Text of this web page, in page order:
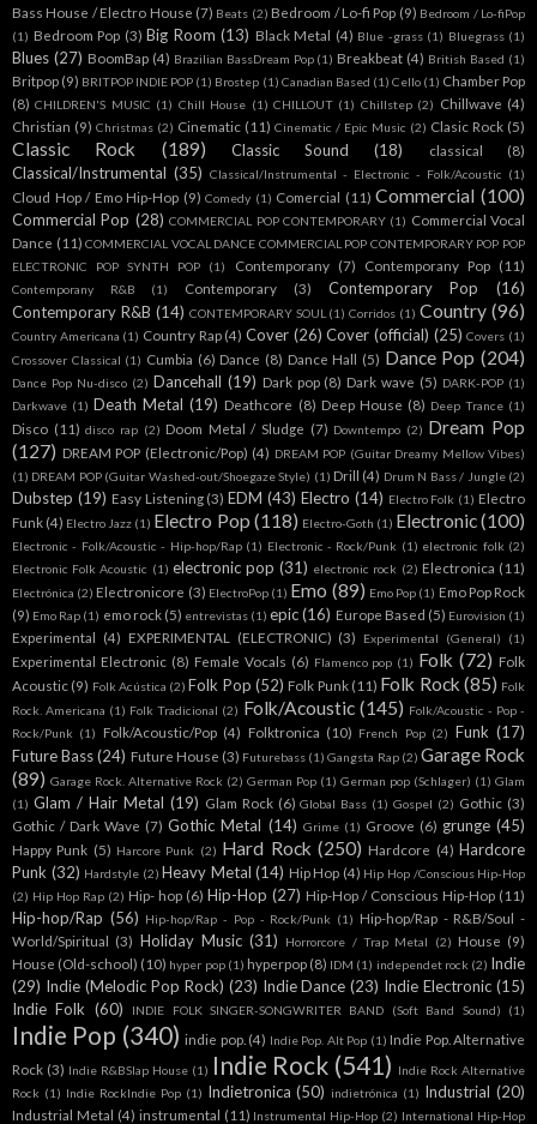
Bass House / Electro House (7) Beats (2) Bedroom / Lo-fi Pop (9) Bedroom / Lo-fiPop
(1) Bedroom Pop (3) Big Room (13) Black Metal (4) Blue -grass (1) Bluegrass (1)
Blues (27) BoomBap (4) Brazilian BassDream Pop (1) Breakbeat (4) British Based (1)
Britpop (9) BRITPOP INDIE POP (1) Brostep (1) Canadian Based (1) Cello (1) Chamber Pop
(8) CHILDREN'S MUSIC (1) Chill House (1) CHILLOUT (1) Chillstep (2) Chillwave (4)
Christian (9) Christmas (2) Cinematic (11) Cinematic / Epic Music (2) Clasic Rock (5)
Classic Rock (189) Classic Sound (18) classical (8)
Classical/Instrumental (35) Classical/Instrumental - Electronic - Folk/Acoustic (1)
Cloud Hop / Emo Hip-Hop (9) Comedy (1) Comercial (11) Commercial (100)
Commercial Pop (28) COMMERCIAL POP CONTEMPORARY (1) Commercial Vocal
Dance (11) COMMERCIAL VOCAL DANCE COMMERCIAL POP CONTEMPORARY POP POP
ELECTRONIC POP SYNTH POP
(1) Contemporany (7) Contemporany Pop (11)
Contemporany R&B (1) Contemporary (3) Contemporary Pop
(16)
Contemporary R&B (14) CONTEMPORARY SOUL (1) Corridos (1) Country (96)
Country Americana (1) Country Rap (4) Cover (26) Cover (official) (25) Covers (1)
Crossover Classical (1) Cumbia (6) Dance (8) Dance Hall (5) Dance Pop (204)
Dance Pop Nu-disco (2) Dancehall (19) Dark pop (8) Dark wave (5) DARK-POP (1)
Darkwave (1) Death Metal (19) Deathcore (8) Deep House (8) Deep Trance (1)
Disco (11) disco rap (2) Doom Metal / Sludge (7) Downtempo (2) Dream Pop
(127) DREAM POP (Electronic/Pop) (4) DREAM POP (Guitar Dreamy Mellow Vibes)
(1) DREAM POP (Guitar Washed-out/Shoegaze Style) (1) Drill (4) Drum N Bass / Jungle (2)
Dubstep (19) Easy Listening (3) EDM (43) Electro (14) Electro Folk (1) Electro
Funk (4) Electro Jazz (1) Electro Pop (118) Electro-Goth (1) Electronic(100)
Electronic - Folk/Acoustic - Hip-hop/Rap (1) Electronic - Rock/Punk (1) electronic folk (2)
Electronic Folk Acoustic (1) electronic pop (31) electronic rock (2) Electronica (11)
Electrónica (2) Electronicore (3) ElectroPop (1) Emo (89) Emo Pop (1) Emo Pop Rock
(9) Emo Rap (1) emo rock (5) entrevistas (1) epic (16) Europe Based (5) Eurovision (1)
Experimental (4) EXPERIMENTAL (ELECTRONIC) (3) Experimental (General) (1)
Experimental Electronic (8) Female Vocals (6) Flamenco pop (1) Folk (72) Folk
Acoustic (9) Folk Acústica (2) Folk Pop (52) Folk Punk (11) Folk Rock (85) Folk
Rock. Americana (1) Folk Tradicional (2) Folk/Acoustic (145) Folk/Acoustic - Pop -
Rock/Punk (1) Folk/Acoustic/Pop (4) Folktronica (10) French Pop (2) Funk (17)
Future Bass (24) Future House (3) Futurebass (1) Gangsta Rap (2) Garage Rock
(89) Garage Rock. Alternative Rock (2) German Pop (1) German pop (Schlager) (1) Glam
(1) Glam / Hair Metal (19) Glam Rock (6) Global Bass (1) Gospel (2) Gothic (3)
Gothic / Dark Wave (7) Gothic Metal (14) Grime (1) Groove (6) grunge (45)
Happy Punk (5) Harcore Punk (2) Hard Rock (250) Hardcore (4) Hardcore
Punk (32) Hardstyle (2) Heavy Metal (14) Hip Hop (4) Hip Hop /Conscious Hip-Hop
(2) Hip Hop Rap (2) Hip- hop (6) Hip-Hop (27) Hip-Hop / Conscious Hip-Hop (11)
Hip-hop/Rap (56) Hip-hop/Rap - Pop - Rock/Punk (1) Hip-hop/Rap - R&B/Soul -
World/Spiritual (3) Holiday Music (31) Horrorcore / Trap Metal (2) House (9)
House (Old-school) (10) hyper pop (1) hyperpop (8) IDM (1) independet rock (2) Indie
(29) Indie (Melodic Pop Rock) (23) Indie Dance (23) Indie Electronic (15)
Indie Folk (60) INDIE FOLK SINGER-SONGWRITER BAND (Soft Band Sound) (1)
Indie Pop (340) indie pop. (4) Indie Pop. Alt Pop (1) Indie Pop. Alternative
Rock (3) Indie R&BSlap House (1) Indie Rock (541) Indie Rock Alternative
Rock (1) Indie RockIndie Pop (1) Indietronica (50) indietrónica (1) Industrial (20)
Industrial Metal (4) instrumental (11) Instrumental Hip-Hop (2) International Hip-Hop